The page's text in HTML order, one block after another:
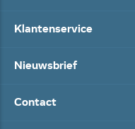
Klantenservice
Nieuwsbrief
Contact